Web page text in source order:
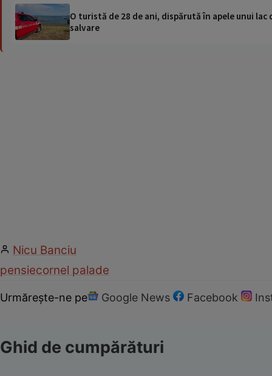
O turistă de 28 de ani, dispărută în apele unui
salvare
Nicu Banciu
pensiecornel palade
Urmărește-ne pe Google News Facebook
Ghid de cumpărături